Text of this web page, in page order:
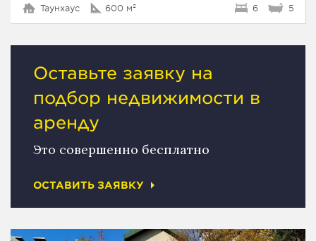
Таунхаус 600 м² 6 5
Оставьте заявку на
подбор недвижимости в
аренду
Это совершенно бесплатно
ОСТАВИТЬ ЗАЯВКУ